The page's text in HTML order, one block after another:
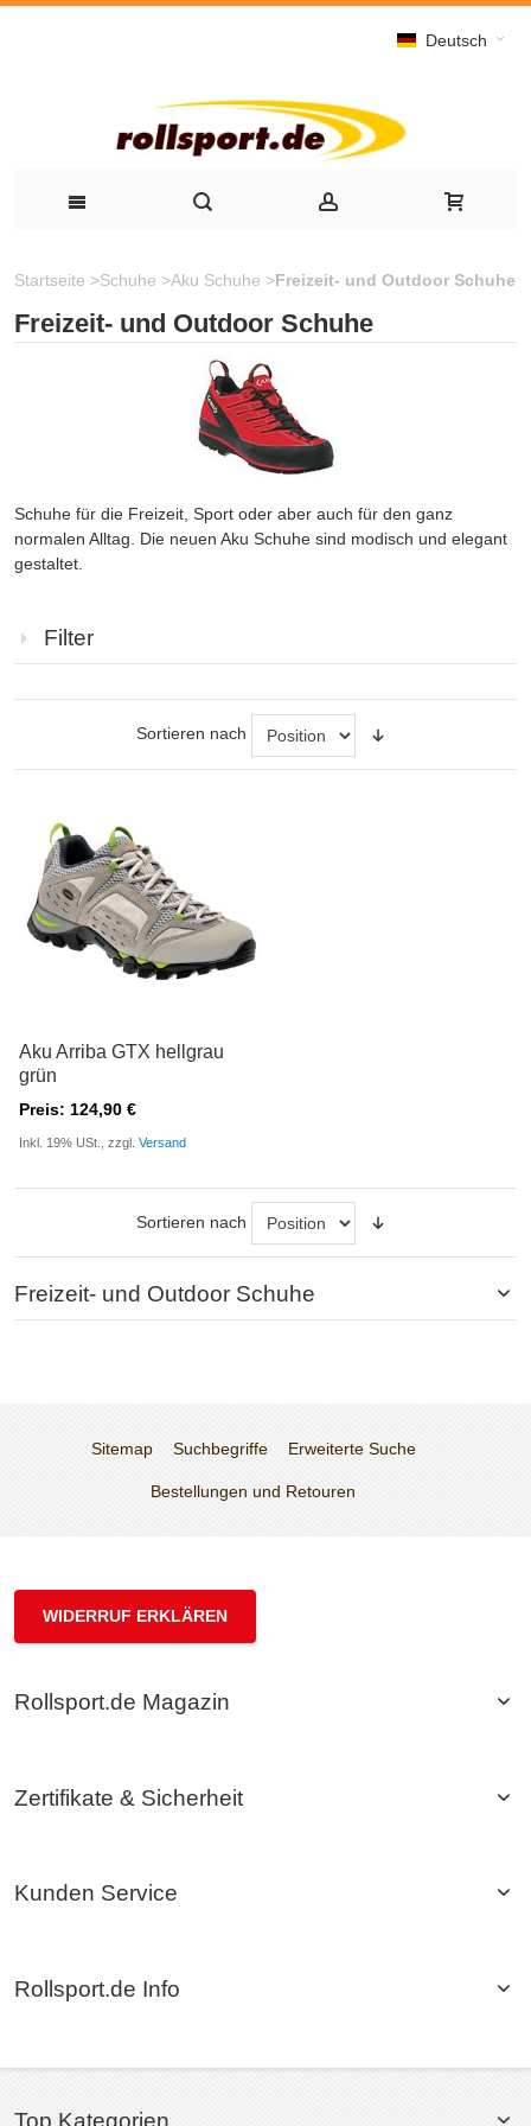
Deutsch
Startseite >Schuhe >Aku Schuhe >Freizeit- und Outdoor Schuhe
Freizeit- und Outdoor Schuhe
Schuhe für die Freizeit, Sport oder aber auch für den ganz
normalen Alltag. Die neuen Aku Schuhe sind modisch und elegant
gestaltet.
Filter
Sortieren nach
Aku Arriba GTX hellgrau
grün
Preis: 124,90 €
Inkl. 19% USt., zzgl.Versand
Sortieren nach
Freizeit- und Outdoor Schuhe
Sitemap Suchbegriffe Erweiterte Suche
Bestellungen und Retouren
WIDERRUF ERKLÄREN
Rollsport.de Magazin
Zertifikate & Sicherheit
Kunden Service
Rollsport.de Info
Top Kategorien